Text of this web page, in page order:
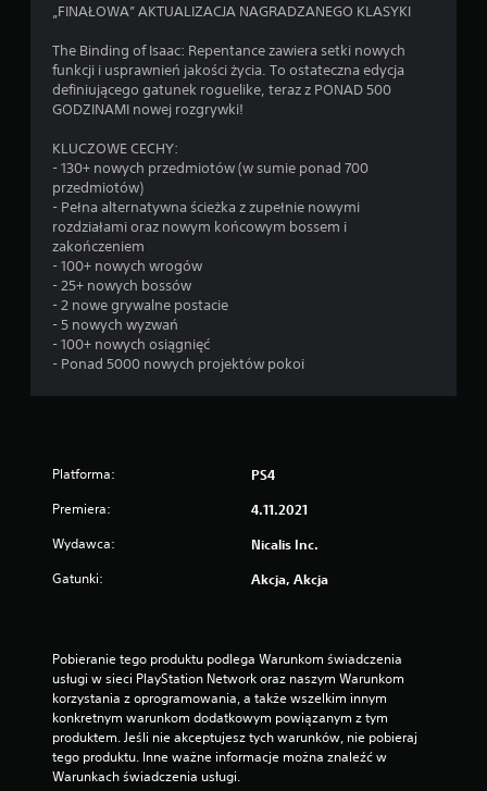
„FINAŁOWA” AKTUALIZACJA NAGRADZANEGO KLASYKI
The Binding of Isaac: Repentance zawiera setki nowych
funkcji i usprawnień jakości życia. To ostateczna edycja
definiującego gatunek roguelike, teraz z PONAD 500
GODZINAMI nowej rozgrywki!
KLUCZOWE CECHY:
- 130+ nowych przedmiotów (w sumie ponad 700
przedmiotów)
- Pełna alternatywna ścieżka z zupełnie nowymi
rozdziałami oraz nowym końcowym bossem i
zakończeniem
- 100+ nowych wrogów
- 25+ nowych bossów
- 2 nowe grywalne postacie
- 5 nowych wyzwań
- 100+ nowych osiągnięć
- Ponad 5000 nowych projektów pokoi
Platforma: PS4
Premiera: 4.11.2021
Wydawca: Nicalis Inc.
Gatunki: Akcja, Akcja
Pobieranie tego produktu podlega Warunkom świadczenia
usługi w sieci PlayStation Network oraz naszym Warunkom
korzystania z oprogramowania, a także wszelkim innym
konkretnym warunkom dodatkowym powiązanym z tym
produktem. Jeśli nie akceptujesz tych warunków, nie pobieraj
tego produktu. Inne ważne informacje można znaleźć w
Warunkach świadczenia usługi.